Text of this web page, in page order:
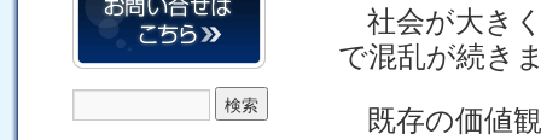
社会が大き
で混乱が続き
既存の価値